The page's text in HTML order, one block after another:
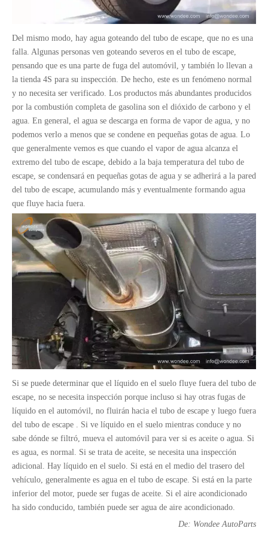
Del mismo modo, hay agua goteando del tubo de escape, que no es una
falla. Algunas personas ven goteando severos en el tubo de escape,
pensando que es una parte de fuga del automóvil, y también lo llevan a
la tienda 4S para su inspección. De hecho, este es un fenómeno normal
y no necesita ser verificado. Los productos más abundantes producidos
por la combustión completa de gasolina son el dióxido de carbono y el
agua. En general, el agua se descarga en forma de vapor de agua, y no
podemos verlo a menos que se condene en pequeñas gotas de agua. Lo
que generalmente vemos es que cuando el vapor de agua alcanza el
extremo del tubo de escape, debido a la baja temperatura del tubo de
escape, se condensará en pequeñas gotas de agua y se adherirá a la pared
del tubo de escape, acumulando más y eventualmente formando agua
que fluye hacia fuera.
Si se puede determinar que el líquido en el suelo fluye fuera del tubo de
escape, no se necesita inspección porque incluso si hay otras fugas de
líquido en el automóvil, no fluirán hacia el tubo de escape y luego fuera
del tubo de escape . Si ve líquido en el suelo mientras conduce y no
sabe dónde se filtró, mueva el automóvil para ver si es aceite o agua. Si
es agua, es normal. Si se trata de aceite, se necesita una inspección
adicional. Hay líquido en el suelo. Si está en el medio del trasero del
vehículo, generalmente es agua en el tubo de escape. Si está en la parte
inferior del motor, puede ser fugas de aceite. Si el aire acondicionado
ha sido conducido, también puede ser agua de aire acondicionado.
De: Wondee AutoParts
Discos de freno OEM de servicio pesado para piezas de semi remoto y camiones 13T semi remolques de sesiones pesadas suspensión aérea tipo haz para el mercado de México
9T 11T Levante y típico de tipo no considerable Tipo de viga de semi Tipo de aire para el mercado estadounidense